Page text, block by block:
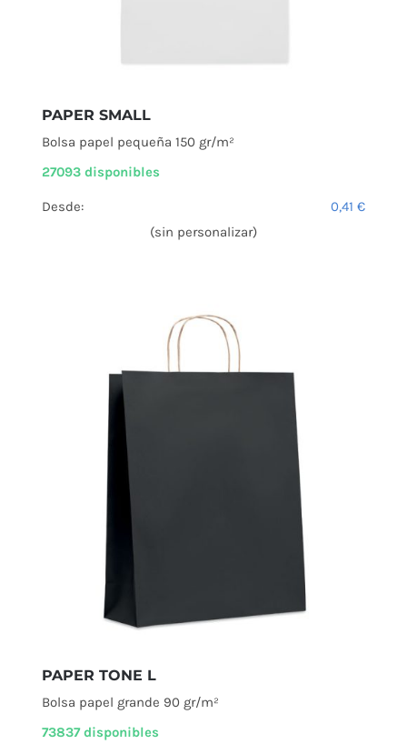
PAPER SMALL
Bolsa papel pequeña 150 gr/m²
27093 disponibles
Desde: 0,41 €
(sin personalizar)
PAPER TONE L
Bolsa papel grande 90 gr/m²
73837 disponibles